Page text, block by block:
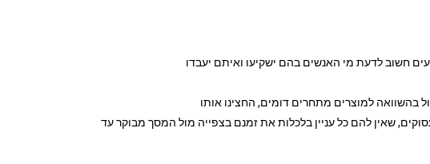
חשוב לדעת מי האנשים בהם ישקיעו ואיתם יעבדו
בהשוואה למוצרים מתחרים דומים, החצינו אותו
שאין להם כל עניין בלכלות את זמנם בצפייה מול המסך מבוקר עד